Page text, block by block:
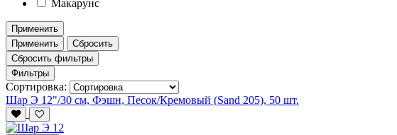
Макарунс
Применить
Применить
Сбросить
Сбросить фильтры
Фильтры
Сортировка:
Шар Э 12"/30 см, Фэшн, Песок/Кремовый (Sand 205), 50 шт.